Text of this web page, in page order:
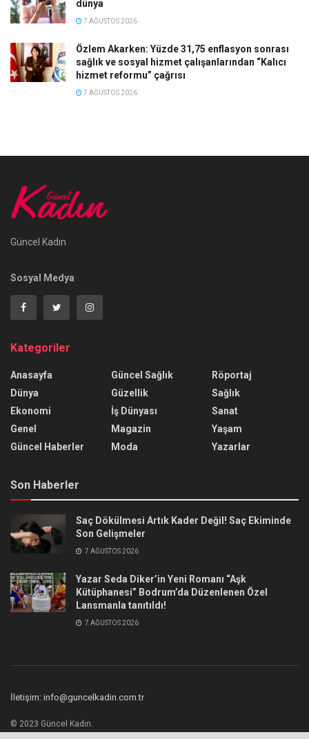
dünya
7 AĞUSTOS 2026
Özlem Akarken: Yüzde 31,75 enflasyon sonrası
sağlık ve sosyal hizmet çalışanlarından “Kalıcı
hizmet reformu” çağrısı
7 AĞUSTOS 2026
Güncel Kadın
Sosyal Medya
Kategoriler
Anasayfa
Dünya
Ekonomi
Genel
Güncel Haberler
Güncel Sağlık
Güzellik
İş Dünyası
Magazin
Moda
Röportaj
Sağlık
Sanat
Yaşam
Yazarlar
Son Haberler
Saç Dökülmesi Artık Kader Değil! Saç Ekiminde
Son Gelişmeler
7 AĞUSTOS 2026
Yazar Seda Diker’in Yeni Romanı “Aşk
Kütüphanesi” Bodrum’da Düzenlenen Özel
Lansmanla tanıtıldı!
7 AĞUSTOS 2026
İletişim: info@guncelkadin.com.tr
© 2023 Güncel Kadın.